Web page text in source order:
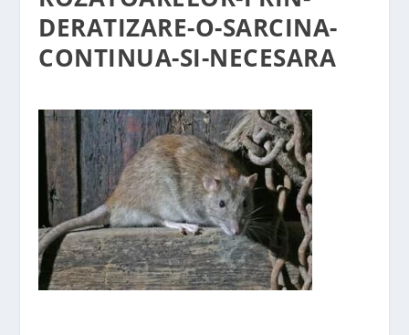
DERATIZARE-O-SARCINA-
CONTINUA-SI-NECESARA